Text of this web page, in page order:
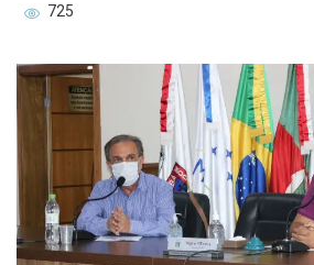
725